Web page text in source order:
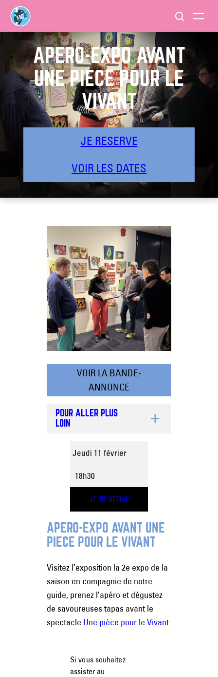
APÉRO-EXPO AVANT
UNE PIÈCE POUR LE
VIVANT
JE RESERVE
VOIR LES DATES
VOIR LA BANDE-
ANNONCE
POUR ALLER PLUS
LOIN
Jeudi 11 février
18h30
JE RÉSERVE
APÉRO-EXPO AVANT UNE
PIÈCE POUR LE VIVANT
Visitez l’exposition la 2e expo de la
saison en compagnie de notre
guide, prenez l’apéro et dégustez
de savoureuses tapas avant le
spectacle Une pièce pour le Vivant
Si vous souhaitez
assister au